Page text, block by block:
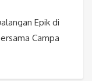
Epik di
Campa